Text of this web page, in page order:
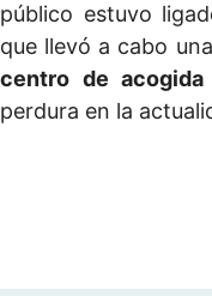
público estuvo
que llevó a cabo
centro de acogida
perdura en la